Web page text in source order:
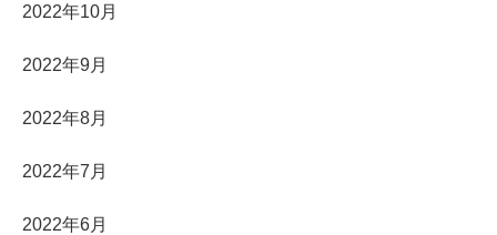
2022年10月
2022年9月
2022年8月
2022年7月
2022年6月